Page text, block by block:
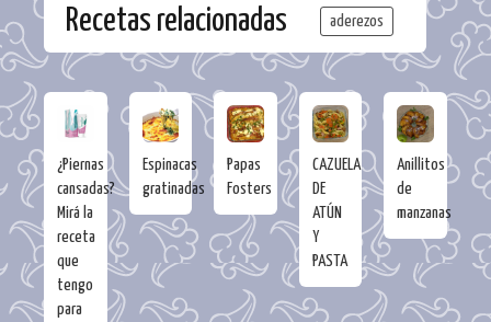
Recetas relacionadas aderezos
¿Piernas
cansadas?
Mirá la
receta
que
tengo
para
Espinacas
gratinadas
Papas
Fosters
CAZUELA
DE
ATÚN
Y
PASTA
Anillitos
de
manzanas